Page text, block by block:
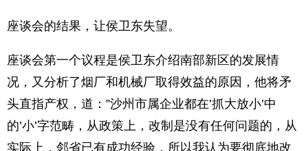
座谈会的结果，让侯卫东失望。
座谈会第一个议程是侯卫东介绍南部新区的发展情
况，又分析了烟厂和机械厂取得效益的原因，他将矛
头直指产权，道：”沙州市属企业都在’抓大放小’中
的’小’字范畴，从政策上，改制是没有任何问题的，从
实际上，邻省已有成功经验，所以我认为要彻底地改